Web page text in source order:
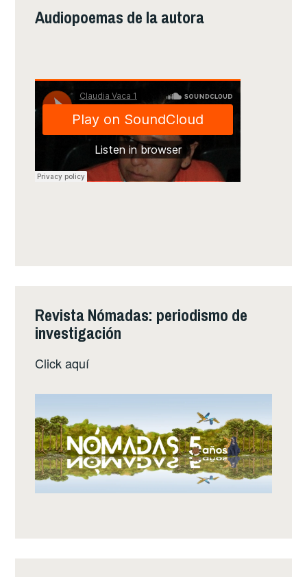
Audiopoemas de la autora
Revista Nómadas: periodismo de
investigación
Clickaquí